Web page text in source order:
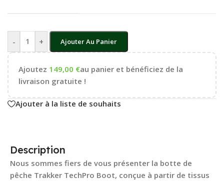
- + Ajouter Au Panier
Ajoutez 149,00 €au panier et bénéficiez de la
livraison gratuite !
Ajouter à la liste de souhaits
Description
Nous sommes fiers de vous présenter la botte de
pêche Trakker TechPro Boot, conçue à partir de tissus